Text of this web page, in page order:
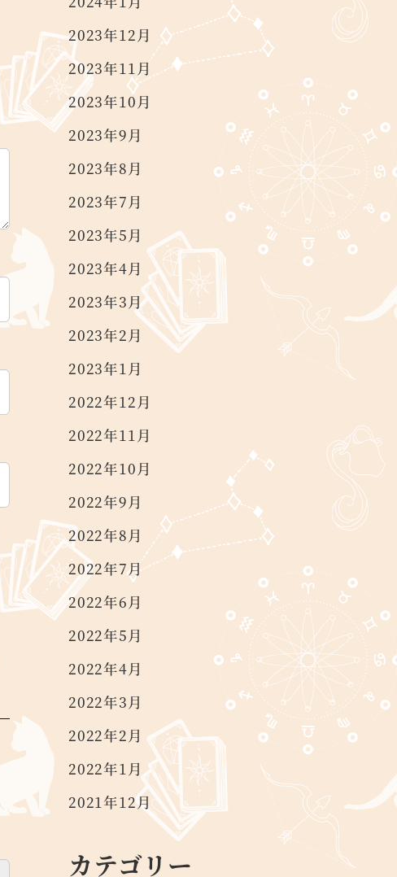
2023年12月
2023年11月
2023年10月
2023年9月
2023年8月
2023年7月
2023年5月
2023年4月
2023年3月
2023年2月
2023年1月
2022年12月
2022年11月
2022年10月
2022年9月
2022年8月
2022年7月
2022年6月
2022年5月
2022年4月
2022年3月
2022年2月
2022年1月
2021年12月
カテゴリー